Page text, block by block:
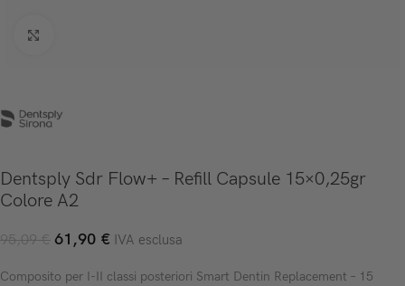
Dentsply Sdr Flow+ – Refill Capsule 15×0,25gr
Colore A2
95,09€ 61,90 € IVA esclusa
Composito per I-II classi posteriori Smart Dentin Replacement – 15